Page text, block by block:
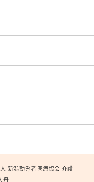
新潟勤労者医療協会 介護
舟